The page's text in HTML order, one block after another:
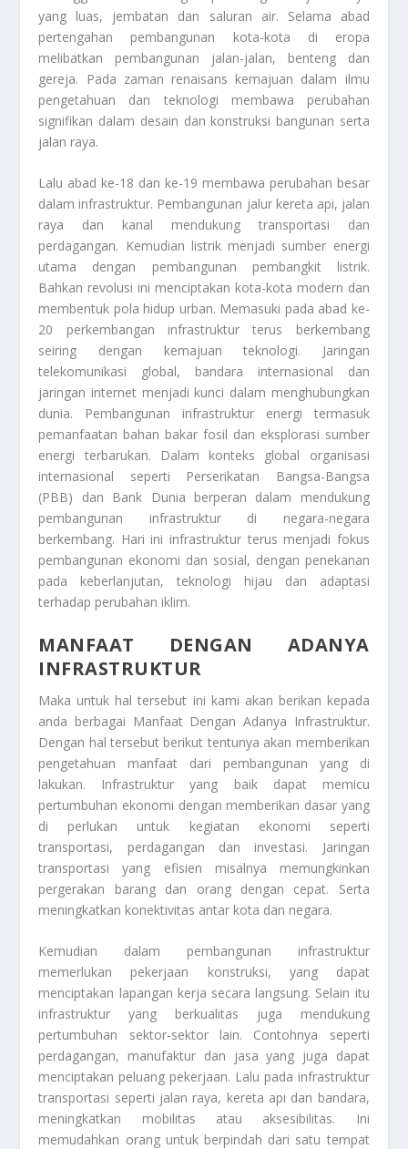
yang luas, jembatan dan saluran air. Selama abad
pertengahan pembangunan kota-kota di eropa
melibatkan pembangunan jalan-jalan, benteng dan
gereja. Pada zaman renaisans kemajuan dalam ilmu
pengetahuan dan teknologi membawa perubahan
signifikan dalam desain dan konstruksi bangunan serta
jalan raya.
Lalu abad ke-18 dan ke-19 membawa perubahan besar
dalam infrastruktur. Pembangunan jalur kereta api, jalan
raya dan kanal mendukung transportasi dan
perdagangan. Kemudian listrik menjadi sumber energi
utama dengan pembangunan pembangkit listrik.
Bahkan revolusi ini menciptakan kota-kota modern dan
membentuk pola hidup urban. Memasuki pada abad ke-
20 perkembangan infrastruktur terus berkembang
seiring dengan kemajuan teknologi. Jaringan
telekomunikasi global, bandara internasional dan
jaringan internet menjadi kunci dalam menghubungkan
dunia. Pembangunan infrastruktur energi termasuk
pemanfaatan bahan bakar fosil dan eksplorasi sumber
energi terbarukan. Dalam konteks global organisasi
internasional seperti Perserikatan Bangsa-Bangsa
(PBB) dan Bank Dunia berperan dalam mendukung
pembangunan infrastruktur di negara-negara
berkembang. Hari ini infrastruktur terus menjadi fokus
pembangunan ekonomi dan sosial, dengan penekanan
pada keberlanjutan, teknologi hijau dan adaptasi
terhadap perubahan iklim.
MANFAAT DENGAN ADANYA
INFRASTRUKTUR
Maka untuk hal tersebut ini kami akan berikan kepada
anda berbagai Manfaat Dengan Adanya Infrastruktur.
Dengan hal tersebut berikut tentunya akan memberikan
pengetahuan manfaat dari pembangunan yang di
lakukan. Infrastruktur yang baik dapat memicu
pertumbuhan ekonomi dengan memberikan dasar yang
di perlukan untuk kegiatan ekonomi seperti
transportasi, perdagangan dan investasi. Jaringan
transportasi yang efisien misalnya memungkinkan
pergerakan barang dan orang dengan cepat. Serta
meningkatkan konektivitas antar kota dan negara.
Kemudian dalam pembangunan infrastruktur
memerlukan pekerjaan konstruksi, yang dapat
menciptakan lapangan kerja secara langsung. Selain itu
infrastruktur yang berkualitas juga mendukung
pertumbuhan sektor-sektor lain. Contohnya seperti
perdagangan, manufaktur dan jasa yang juga dapat
menciptakan peluang pekerjaan. Lalu pada infrastruktur
transportasi seperti jalan raya, kereta api dan bandara,
meningkatkan mobilitas atau aksesibilitas. Ini
memudahkan orang untuk berpindah dari satu tempat